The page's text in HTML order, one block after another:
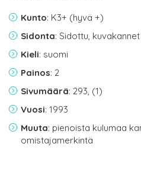
Kunto: K3+ (hyvä +)
Sidonta: Sidottu,
Kieli: suomi
Painos: 2
Sivumäärä: 293, (1)
Vuosi: 1993
Muuta: pienoista kulumaa
omistajamerkintä